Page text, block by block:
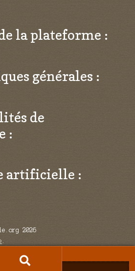
la plateforme :
générales :
de
:
artificielle :
2026